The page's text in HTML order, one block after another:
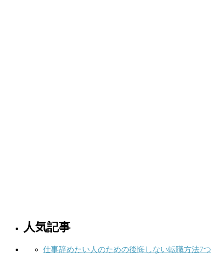
人気記事
仕事辞めたい人のための後悔しない転職方法7つ